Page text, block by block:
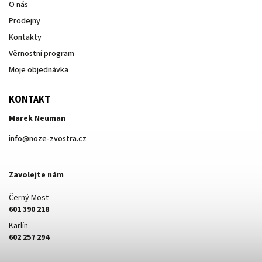
O nás
Prodejny
Kontakty
Věrnostní program
Moje objednávka
KONTAKT
Marek Neuman
info@noze-zvostra.cz
Zavolejte nám
Černý Most –
601 390 218
Karlín –
602 257 294